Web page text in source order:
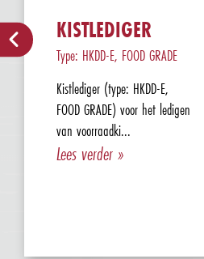
KISTLEDIGER
Type: HKDD-E, FOOD GRADE
Kistlediger (type: HKDD-E,
FOOD GRADE) voor het ledigen
van voorraadki...
Lees verder »